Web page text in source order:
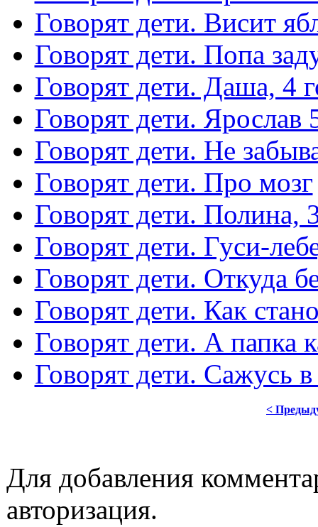
Говорят дети. Висит
Говорят дети. Попа
Говорят дети. Даша, 4
Говорят дети. Ярослав
Говорят дети. Не
Говорят дети. Про мозг
Говорят дети. Полина,
Говорят дети. Гуси-
Говорят дети. Откуда
Говорят дети. Как
Говорят дети. А папка
Говорят дети. Сажусь
<
Для добавления
авторизация.